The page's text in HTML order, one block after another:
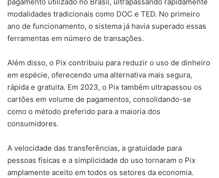
pagamento utilizado no Brasil, ultrapassando rapidamente
modalidades tradicionais como DOC e TED. No primeiro
ano de funcionamento, o sistema já havia superado essas
ferramentas em número de transações.
Além disso, o Pix contribuiu para reduzir o uso de dinheiro
em espécie, oferecendo uma alternativa mais segura,
rápida e gratuita. Em 2023, o Pix também ultrapassou os
cartões em volume de pagamentos, consolidando-se
como o método preferido para a maioria dos
consumidores.
A velocidade das transferências, a gratuidade para
pessoas físicas e a simplicidade do uso tornaram o Pix
amplamente aceito em todos os setores da economia.